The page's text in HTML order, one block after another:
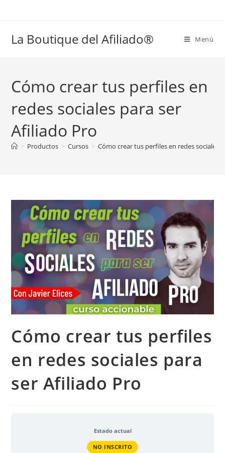
La Boutique del Afiliado® Menú
Cómo crear tus perfiles en
redes sociales para ser
Afiliado Pro
> Productos > Cursos > Cómo crear tus perfiles en redes sociales
Cómo crear tus perfiles
en redes sociales para
ser Afiliado Pro
Estado actual
NO INSCRITO